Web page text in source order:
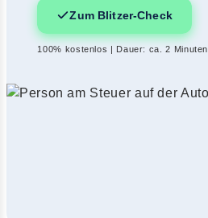
Zum Blitzer-Check
100% kostenlos | Dauer: ca. 2 Minuten